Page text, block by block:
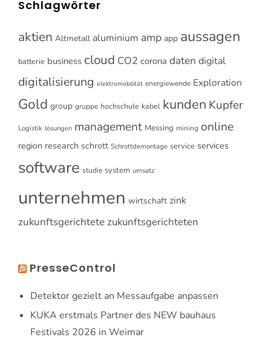
Schlagwörter
aktien Altmetall aluminium amp app aussagen
batterie business cloud CO2 corona daten digital
digitalisierung elektromobilität energiewende Exploration
Gold group gruppe hochschule kabel kunden Kupfer
Logistik lösungen management Messing mining online
region research schrott Schrottdemontage service services
software studie system umsatz
unternehmen wirtschaft zink
zukunftsgerichtete zukunftsgerichteten
PresseControl
Detektor gezielt an Messaufgabe anpassen
KUKA erstmals Partner des NEW bauhaus
Festivals 2026 in Weimar